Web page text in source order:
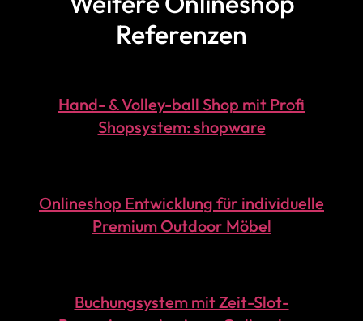
Referenzen
Hand- & Volley-ball Shop mit Profi
Shopsystem: shopware
Onlineshop Entwicklung für individuelle
Premium Outdoor Möbel
Buchungsystem mit Zeit-Slot-